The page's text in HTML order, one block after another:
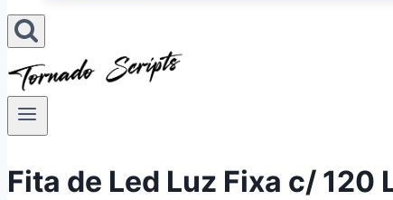
Fita de Led Luz Fixa c/ 120